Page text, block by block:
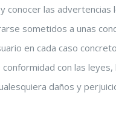
las
sometidos a unas
en cada caso
con las
daños y